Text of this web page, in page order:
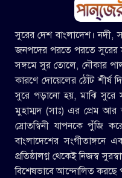
সুরের দেশ বাংলাদেশ। নদী,
জনপদের পরতে পরতে সুরের
সঙ্গমে সুর তোলে, নৌকার
কারণে দোয়েলের ঠোঁট শীর্ষ
সুরে পড়ানো হয়, মাঝি সুরে
মুহাম্মদ (সাঃ) এর প্রেম আর
স্রোতস্বিনী যাপনকে পুঁজি
বাংলাদেশের সংগীতাঙ্গনে
প্রতিষ্ঠালগ্ন থেকেই নিজস্ব
বিশেষভাবে আন্দোলিত করছে